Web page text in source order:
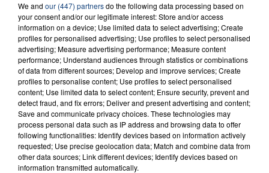
23 juillet 2026
INCENDIE MORTEL À LENS : UNE FEMME ET
SON BÉBÉ ENTRE LA VIE ET LA...
Un homme s'est immolé par le feu après avoir
aspergé sa compagne et leur bébé de trois mois
d'un liquide inflammable.
We and our (447) partnersdo the following data processing based on
your consent and/or our legitimate interest: Store and/or access
information on a device; Use limited data to select advertising; Create
profiles for personalised advertising; Use profiles to select personalised
advertising; Measure advertising performance; Measure content
performance; Understand audiences through statistics or combinations
of data from different sources; Develop and improve services; Create
profiles to personalise content; Use profiles to select personalised
content; Use limited data to select content; Ensure security, prevent and
detect fraud, and fix errors; Deliver and present advertising and content;
Save and communicate privacy choices. These technologies may
process personal data such as IP address and browsing data to offer
following functionalities: Identify devices based on information actively
requested; Use precise geolocation data; Match and combine data from
other data sources; Link different devices; Identify devices based on
information transmitted automatically.